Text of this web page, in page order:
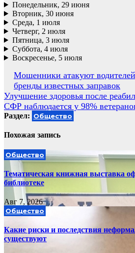
Понедельник, 29 июня
Вторник, 30 июня
Среда, 1 июля
Четверг, 2 июля
Пятница, 3 июля
Суббота, 4 июля
Воскресенье, 5 июля
Навигация
по
записям
Мошенники атакуют
бренды известных заправок
Улучшение здоровья после
СФР наблюдается у 98%
Раздел: Общество
Похожая запись
Общество
Тематическая книжная выставка
библиотеке
Авг 7, 2026
Общество
Какие риски и последствия
существуют